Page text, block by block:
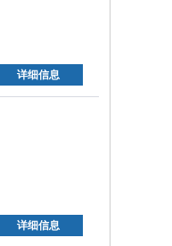
详细信息
详细信息